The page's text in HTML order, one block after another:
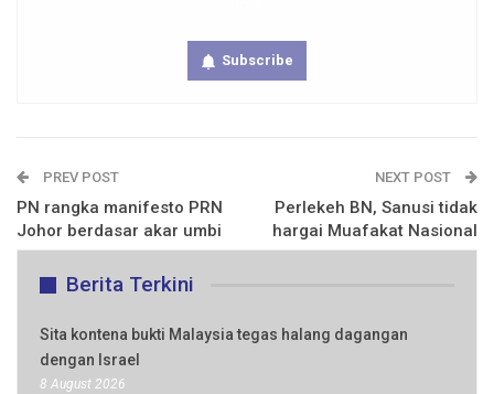
Subscribe
PREV POST
PN rangka manifesto PRN
Johor berdasar akar umbi
NEXT POST
Perlekeh BN, Sanusi tidak
hargai Muafakat Nasional
Berita Terkini
Sita kontena bukti Malaysia tegas halang dagangan
dengan Israel
8 August 2026